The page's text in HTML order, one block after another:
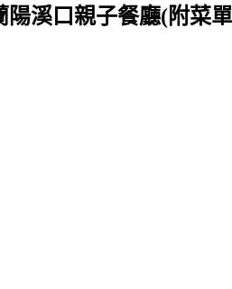
陽溪口親子餐廳(附菜